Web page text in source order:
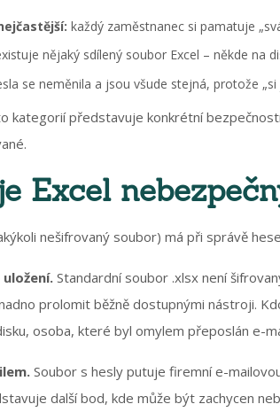
každý zaměstnanec si pamatuje
nějaký sdílený soubor Excel – někde na
se neměnila a jsou všude stejná, protože
kategorií představuje konkrétní
Excel
nešifrovaný soubor) má při správě
Standardní soubor .xlsx není
prolomit běžně dostupnými nástroji.
osoba, které byl omylem přeposlán e-
Soubor s hesly putuje firemní e-
další bod, kde může být zachycen